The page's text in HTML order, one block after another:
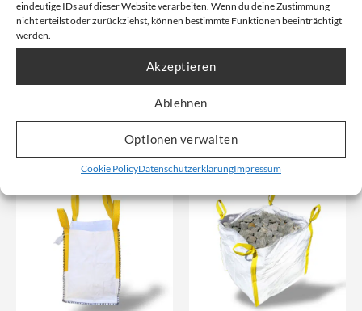
eindeutige IDs auf dieser Website verarbeiten. Wenn du deine Zustimmung
nicht erteilst oder zurückziehst, können bestimmte Funktionen beeinträchtigt
werden.
Akzeptieren
Ablehnen
Optionen verwalten
Cookie PolicyDatenschutzerklärungImpressum
Schürze
90x90x110cm | 2000kg |
Standard
Artikelnummer: 1.1017
€
12,42€
Corner
90x90x110cm | 1500kg | 4
Artikelnummer: 1.8016
Bruttopreis, inkl. Mwst:10,57€
Nicht vorrätig